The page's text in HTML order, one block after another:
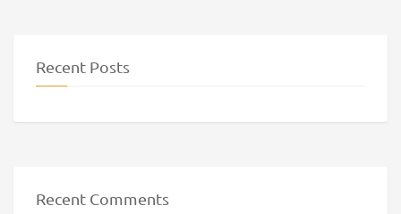
Recent Posts
Recent Comments